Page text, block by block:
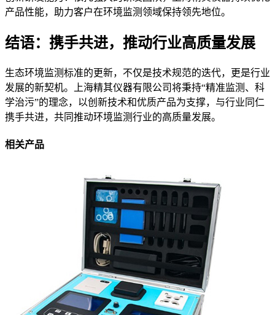
产品性能，助力客户在环境监测领域保持领先地位。
结语：携手共进，推动行业高质量发展
生态环境监测标准的更新，不仅是技术规范的迭代，更是行业
发展的新契机。上海精其仪器有限公司将秉持“精准监测、科
学治污”的理念，以创新技术和优质产品为支撑，与行业同仁
携手共进，共同推动环境监测行业的高质量发展。
相关产品